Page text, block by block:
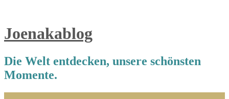
Joenakablog
Die Welt entdecken, unsere schönsten
Momente.